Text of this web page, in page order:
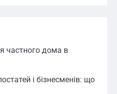
частного дома в
і бізнесменів: що